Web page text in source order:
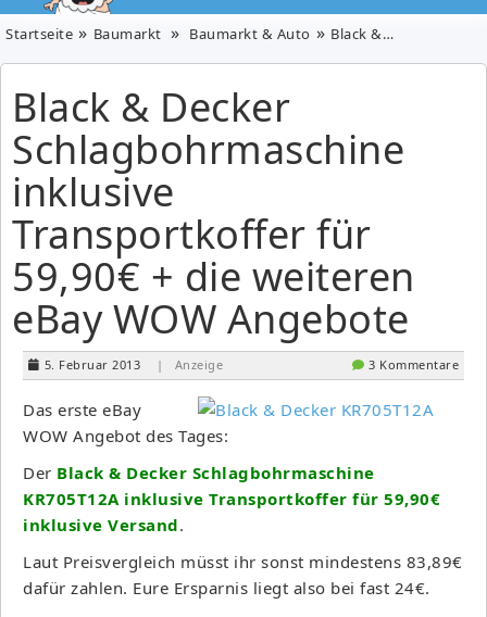
Startseite Baumarkt Baumarkt & Auto Black & Decker Schlagbohrmaschine inklusive Transportkoffer für 59,90€ + die weiteren eBay WOW Angebote
Black & Decker
Schlagbohrmaschine
inklusive
Transportkoffer für
59,90€ + die weiteren
eBay WOW Angebote
5. Februar 2013 | Anzeige 3 Kommentare
Das erste eBay
WOW Angebot des Tages:
Der Black & Decker Schlagbohrmaschine
KR705T12A inklusive Transportkoffer für 59,90€
inklusive Versand.
Laut Preisvergleich müsst ihr sonst mindestens 83,89€
dafür zahlen. Eure Ersparnis liegt also bei fast 24€.